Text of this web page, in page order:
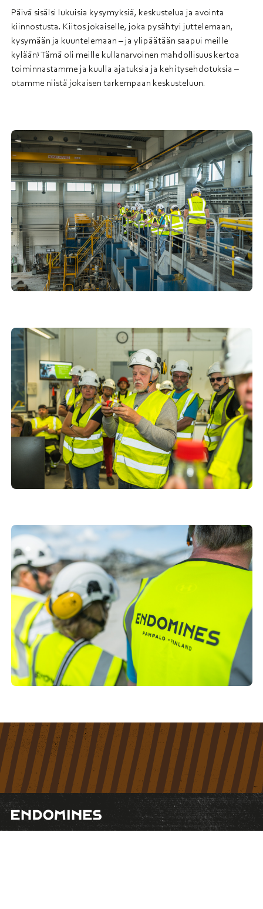
Päivä sisälsi lukuisia kysymyksiä, keskustelua ja avointa
kiinnostusta. Kiitos jokaiselle, joka pysähtyi juttelemaan,
kysymään ja kuuntelemaan – ja ylipäätään saapui meille
kylään! Tämä oli meille kullanarvoinen mahdollisuus kertoa
toiminnastamme ja kuulla ajatuksia ja kehitysehdotuksia –
otamme niistä jokaisen tarkempaan keskusteluun.